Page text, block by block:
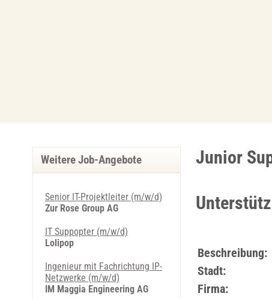
Junior
Beschreibung:
Stadt:
Firma:
Weitere Job-Angebote
Senior IT-Projektleiter (m/w/d)
Zur Rose Group AG
IT Suppopter (m/w/d)
Lolipop
Ingenieur mit Fachrichtung IP-
Netzwerke (m/w/d)
IM Maggia Engineering AG